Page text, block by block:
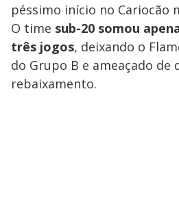
péssimo início no Cariocão
O time sub-20 somou
três jogos, deixando o
do Grupo B e ameaçado de
rebaixamento.